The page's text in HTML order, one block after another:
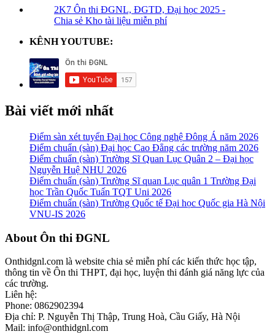
2K7 Ôn thi ĐGNL, ĐGTD, Đại học 2025 -
Chia sẻ Kho tài liệu miễn phí
KÊNH YOUTUBE:
Bài viết mới nhất
Điểm sàn xét tuyển Đại học Công nghệ Đông Á năm 2026
Điểm chuẩn (sàn) Đại học Cao Đẳng các trường năm 2026
Điểm chuẩn (sàn) Trường Sĩ Quan Lục Quân 2 – Đại học
Nguyễn Huệ NHU 2026
Điểm chuẩn (sàn) Trường Sĩ quan Lục quân 1 Trường Đại
học Trần Quốc Tuấn TQT Uni 2026
Điểm chuẩn (sàn) Trường Quốc tế Đại học Quốc gia Hà Nội
VNU-IS 2026
Footer
About Ôn thi ĐGNL
Onthidgnl.com là website chia sẻ miễn phí các kiến thức học tập,
thông tin về Ôn thi THPT, đại học, luyện thi đánh giá năng lực của
các trường.
Liên hệ:
Phone: 0862902394
Địa chỉ: P. Nguyễn Thị Thập, Trung Hoà, Cầu Giấy, Hà Nội
Mail: info@onthidgnl.com